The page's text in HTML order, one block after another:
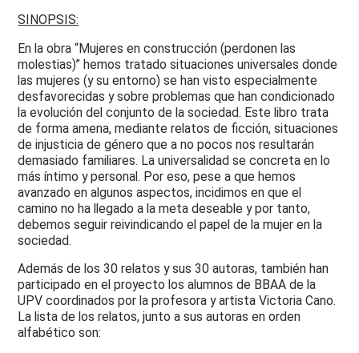
SINOPSIS:
En la obra “Mujeres en construcción (perdonen las
molestias)” hemos tratado situaciones universales donde
las mujeres (y su entorno) se han visto especialmente
desfavorecidas y sobre problemas que han condicionado
la evolución del conjunto de la sociedad. Este libro trata
de forma amena, mediante relatos de ficción, situaciones
de injusticia de género que a no pocos nos resultarán
demasiado familiares. La universalidad se concreta en lo
más íntimo y personal. Por eso, pese a que hemos
avanzado en algunos aspectos, incidimos en que el
camino no ha llegado a la meta deseable y por tanto,
debemos seguir reivindicando el papel de la mujer en la
sociedad.
Además de los 30 relatos y sus 30 autoras, también han
participado en el proyecto los alumnos de BBAA de la
UPV coordinados por la profesora y artista Victoria Cano.
La lista de los relatos, junto a sus autoras en orden
alfabético son: